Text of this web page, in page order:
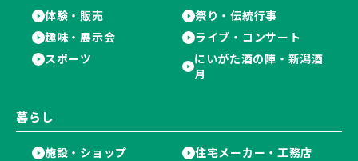
体験・販売
祭り・伝統行事
趣味・展示会
ライブ・コンサート
スポーツ
にいがた酒の陣・新潟酒
月
暮らし
施設・ショップ
住宅メーカー・工務店